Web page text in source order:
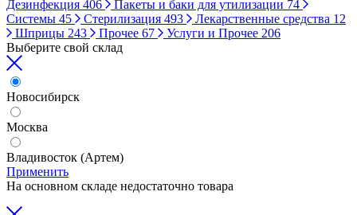
Дезинфекция 406 Пакеты и баки для утилизации 74
Системы 45 Стерилизация 493 Лекарственные средства 12
Шприцы 243 Прочее 67 Услуги и Прочее 206
Выберите свой склад
Новосибирск
Москва
Владивосток (Артем)
Применить
На основном складе недостаточно товара